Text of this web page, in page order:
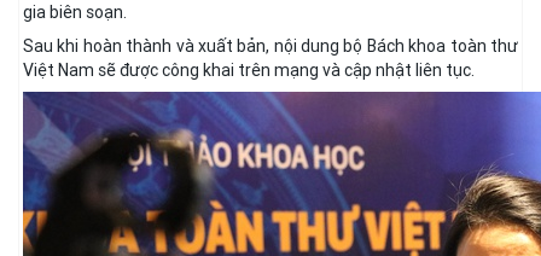
gia biên soạn.
Sau khi hoàn thành và xuất bản, nội dung bộ Bách khoa toàn thư
Việt Nam sẽ được công khai trên mạng và cập nhật liên tục.